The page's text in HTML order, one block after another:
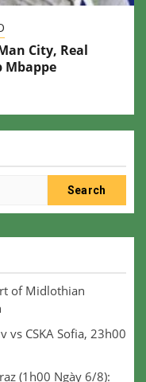
City, Real
Mbappe
of Midlothian
vs CSKA Sofia, 23h00
(1h00 Ngày 6/8):